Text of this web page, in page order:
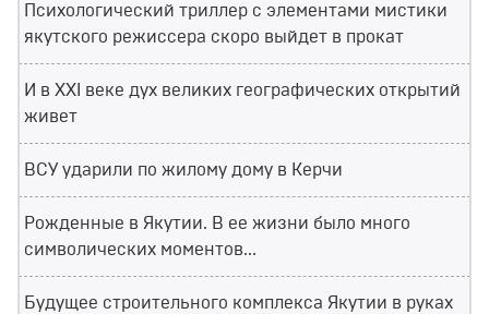
Психологический триллер с элементами мистики
якутского режиссера скоро выйдет в прокат
И в XXI веке дух великих географических открытий
живет
ВСУ ударили по жилому дому в Керчи
Рожденные в Якутии. В ее жизни было много
символических моментов...
Будущее строительного комплекса Якутии в руках